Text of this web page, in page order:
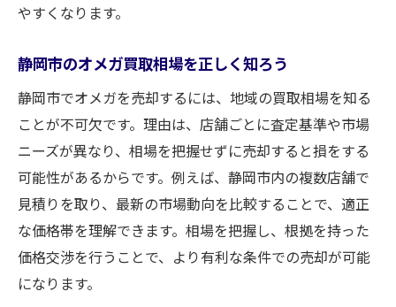
オメガ買取なら知っておきたい査定基準
オメガ買取査定で重視されるポイント解説
付属品と保証書がオメガ買取に与える価値
オメガ買取査定額に響くメンテナンス履歴
査定士目線で見るオメガ買取の評価基準
複数店舗でオメガ買取査定を比較する利点
安心して任せたい静岡市のオメガ売却術
初めてでも安心なオメガ買取手続きの流れ
静岡市で安全なオメガ買取店を選ぶコツ
やすくなります。
静岡市のオメガ買取相場を正しく知ろう
静岡市でオメガを売却するには、地域の買取相場を知る
ことが不可欠です。理由は、店舗ごとに査定基準や市場
ニーズが異なり、相場を把握せずに売却すると損をする
可能性があるからです。例えば、静岡市内の複数店舗で
見積りを取り、最新の市場動向を比較することで、適正
な価格帯を理解できます。相場を把握し、根拠を持った
価格交渉を行うことで、より有利な条件での売却が可能
になります。